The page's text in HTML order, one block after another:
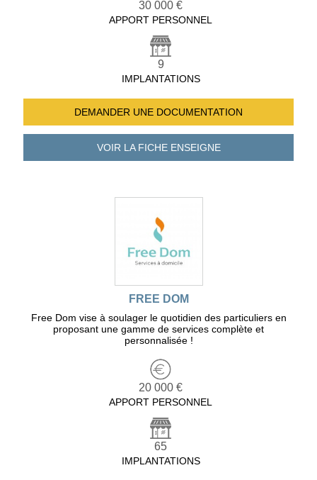
30 000 €
APPORT PERSONNEL
9
IMPLANTATIONS
DEMANDER UNE DOCUMENTATION
VOIR LA FICHEENSEIGNE
FREE DOM
Free Dom vise à soulager le quotidien des particuliers en
proposant une gamme de services complète et
personnalisée !
20 000 €
APPORT PERSONNEL
65
IMPLANTATIONS